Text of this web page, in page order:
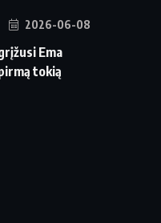
2026-06-08
Ema
tokią